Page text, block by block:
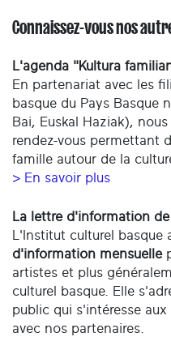
Connaissez-vous nos
L'agenda "Kultura
En partenariat avec les
basque du Pays Basque
Bai, Euskal Haziak),
rendez-vous permettant
famille autour de la
> En savoir plus
La lettre d'information
L'Institut culturel basque
d'information mensuelle
artistes et plus
culturel basque. Elle
public qui s'intéresse
avec nos partenaires.